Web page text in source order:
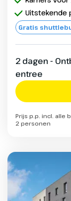
Uitstekende
Gratis
2 dagen -
entree
Prijs p.p. incl. alle
2 personen